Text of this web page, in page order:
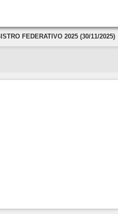
FEDERATIVO 2025 (30/11/2025)